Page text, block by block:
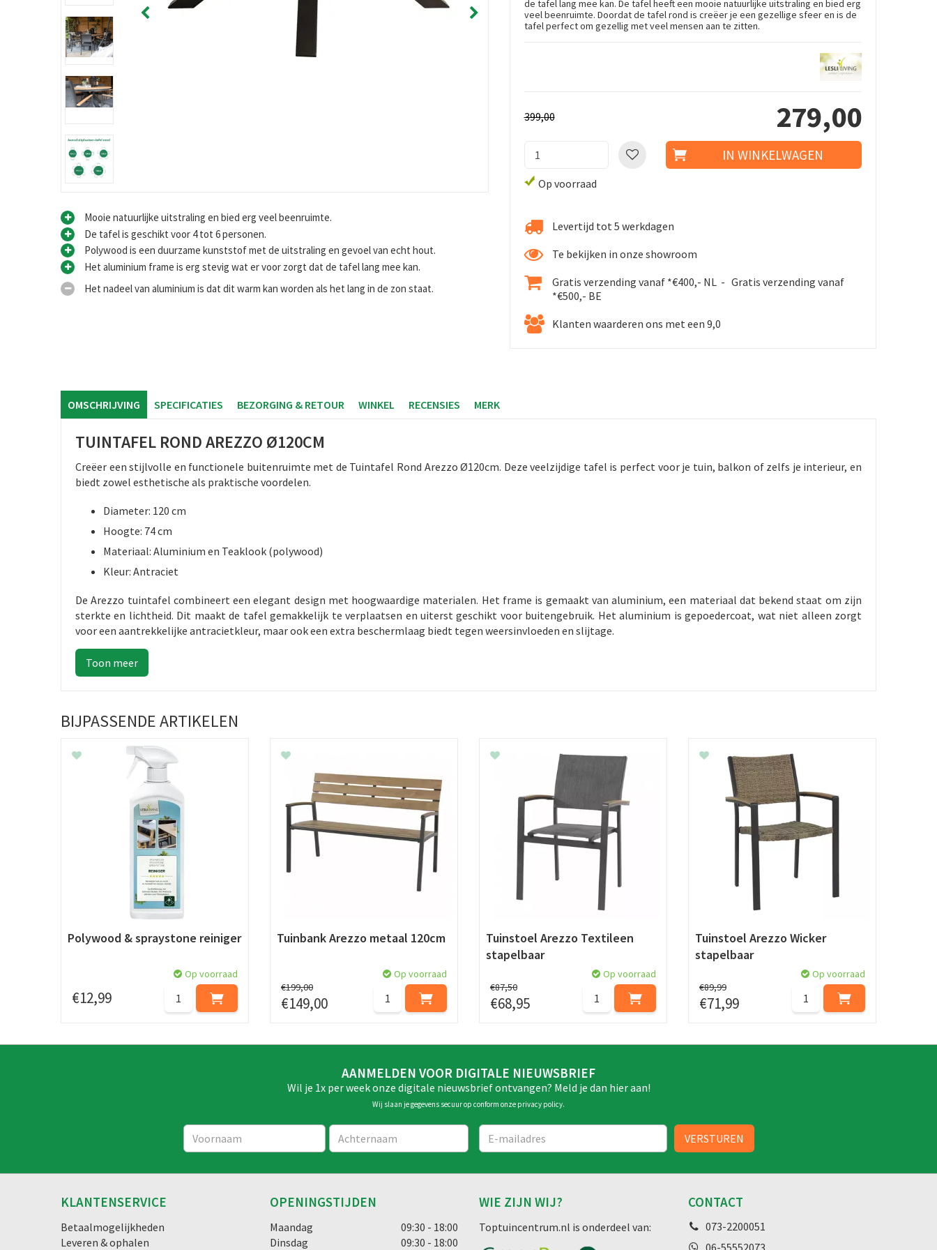
Mooie natuurlijke uitstraling en bied erg veel beenruimte.
De tafel is geschikt voor 4 tot 6 personen.
Polywood is een duurzame kunststof met de uitstraling en gevoel van echt hout.
Het aluminium frame is erg stevig wat er voor zorgt dat de tafel lang mee kan.
Het nadeel van aluminium is dat dit warm kan worden als het lang in de zon staat.
de tafel lang mee kan. De tafel heeft een mooie natuurlijke uitstraling en bied erg
veel beenruimte. Doordat de tafel rond is creëer je een gezellige sfeer en is de
tafel perfect om gezellig met veel mensen aan te zitten.
399,00 279,00
Op voorraad
Levertijd tot 5 werkdagen
Te bekijken in onze showroom
Gratis verzending vanaf *€400,- NL - Gratis verzending vanaf
*€500,- BE
Klanten waarderen ons met een 9,0
OMSCHRIJVING SPECIFICATIES BEZORGING & RETOUR WINKEL RECENSIES MERK
TUINTAFEL ROND AREZZO Ø120CM
Creëer een stijlvolle en functionele buitenruimte met de Tuintafel Rond Arezzo Ø120cm. Deze veelzijdige tafel is perfect voor je tuin, balkon of zelfs je interieur, en
biedt zowel esthetische als praktische voordelen.
Diameter: 120 cm
Hoogte: 74 cm
Materiaal: Aluminium en Teaklook (polywood)
Kleur: Antraciet
De Arezzo tuintafel combineert een elegant design met hoogwaardige materialen. Het frame is gemaakt van aluminium, een materiaal dat bekend staat om zijn
sterkte en lichtheid. Dit maakt de tafel gemakkelijk te verplaatsen en uiterst geschikt voor buitengebruik. Het aluminium is gepoedercoat, wat niet alleen zorgt
voor een aantrekkelijke antracietkleur, maar ook een extra beschermlaag biedt tegen weersinvloeden en slijtage.
BIJPASSENDE ARTIKELEN
Polywood & spraystone reiniger
€12,99
Op voorraad
Tuinbank Arezzo metaal 120cm
€199,00
€149,00
Op voorraad
Tuinstoel Arezzo Textileen
stapelbaar
€87,50
€68,95
Op voorraad
Tuinstoel Arezzo Wicker
stapelbaar
€89,99
€71,99
Op voorraad
AANMELDEN VOOR DIGITALE NIEUWSBRIEF
Wil je 1x per week onze digitale nieuwsbrief ontvangen? Meld je dan hier aan!
Wij slaan je gegevens secuur op conform onze privacy policy.
KLANTENSERVICE
Betaalmogelijkheden
Leveren & ophalen
OPENINGSTIJDEN
Maandag
09:30 - 18:00
Dinsdag
09:30 - 18:00
WIE ZIJN WIJ?
Toptuincentrum.nl is onderdeel van:
CONTACT
073-2200051
06-55552073